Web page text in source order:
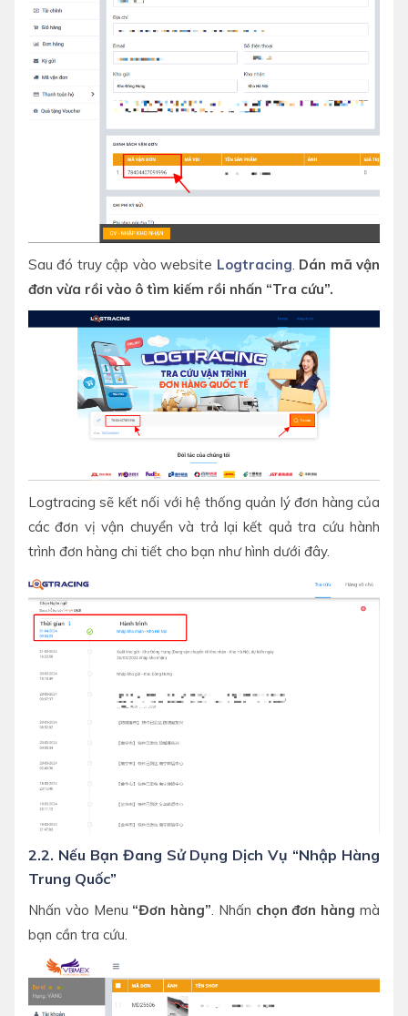
Sau đó truy cập vào website Logtracing Dán mã vận
đơn vừa rồi vào ô tìm kiếm rồi nhấn “Tra cứu”.
Logtracing sẽ kết nối với hệ thống quản lý đơn hàng của
các đơn vị vận chuyển và trả lại kết quả tra cứu hành
trình đơn hàng chi tiết cho bạn như hình dưới đây.
2.2. Nếu Bạn Đang Sử Dụng Dịch Vụ “Nhập Hàng
Trung Quốc”
Nhấn vào Menu “Đơn hàng”. Nhấn chọn đơn hàngmà
bạn cần tra cứu.